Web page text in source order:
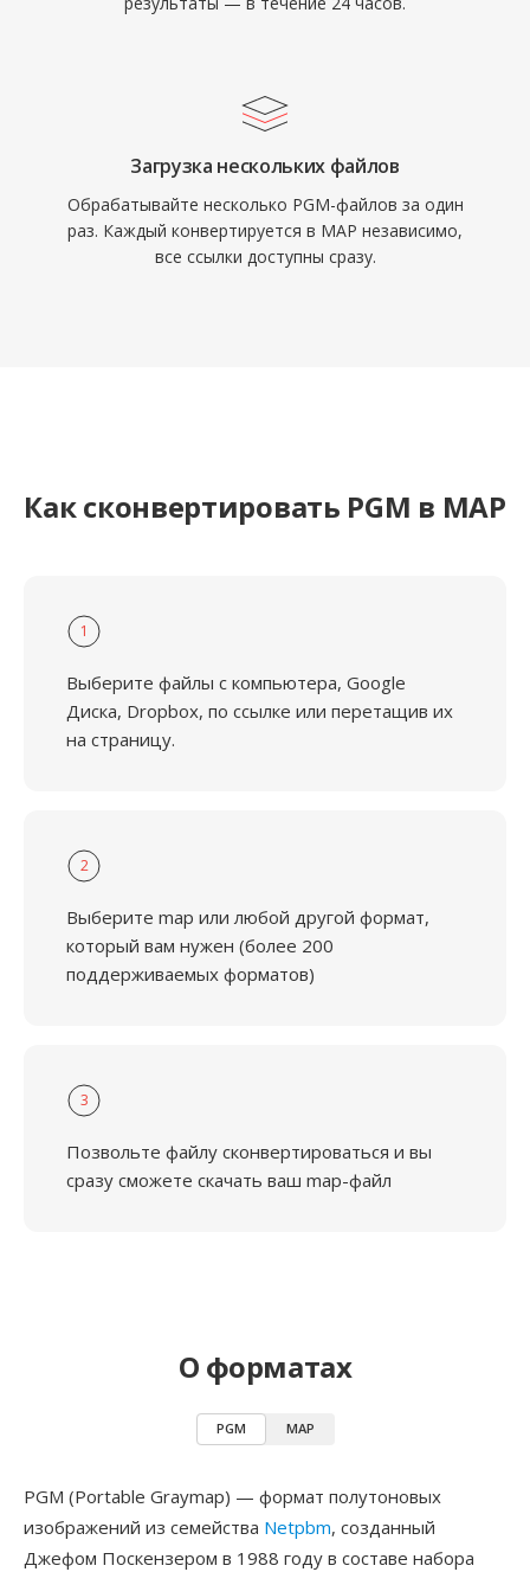
Загрузка нескольких файлов
Обрабатывайте несколько PGM-файлов за один
раз. Каждый конвертируется в MAP независимо,
все ссылки доступны сразу.
Как сконвертировать PGM в MAP
1
Выберите файлы с компьютера, Google
Диска, Dropbox, по ссылке или перетащив их
на страницу.
2
Выберите map или любой другой формат,
который вам нужен (более 200
поддерживаемых форматов)
3
Позвольте файлу сконвертироваться и вы
сразу сможете скачать ваш map-файл
О форматах
PGM MAP
PGM (Portable Graymap) — формат полутоновых
изображений из семейства Netpbm, созданный
Джефом Поскензером в 1988 году в составе набора